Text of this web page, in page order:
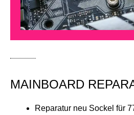
MAINBOARD
Reparatur neu Sockel für